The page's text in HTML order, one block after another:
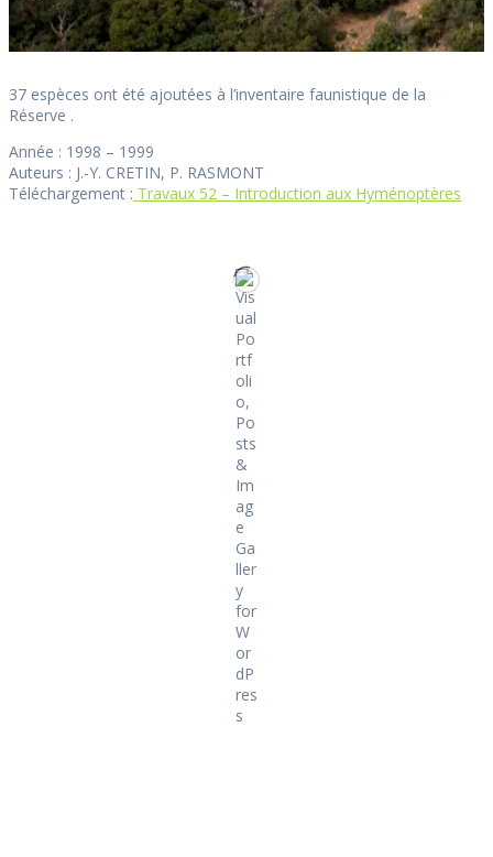
37 espèces ont été ajoutées à l’inventaire faunistique de la
Réserve .
Année : 1998 – 1999
Auteurs : J.-Y. CRETIN, P. RASMONT
Téléchargement : Travaux 52 – Introduction aux Hyménoptères